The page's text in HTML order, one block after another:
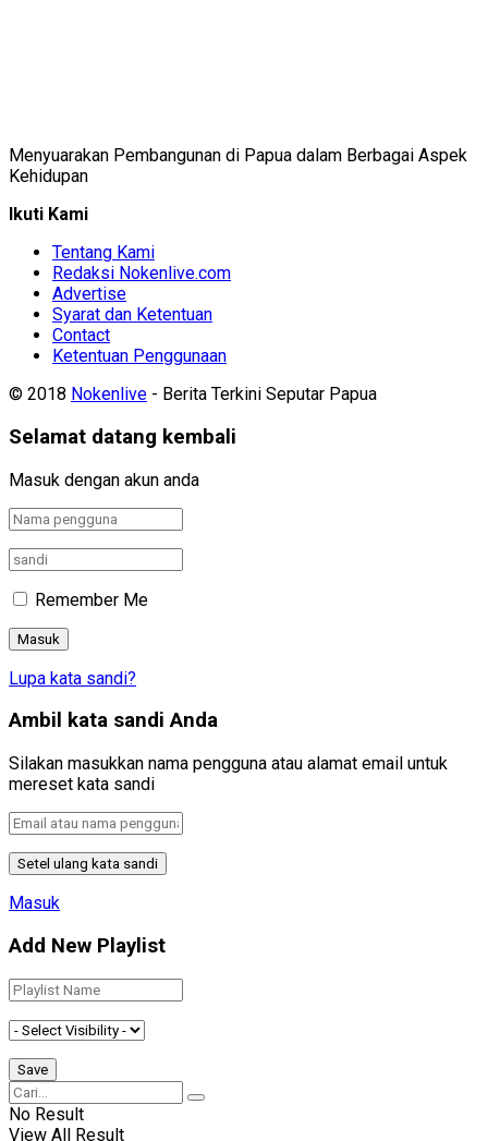
Menyuarakan Pembangunan di Papua dalam Berbagai Aspek
Kehidupan
Ikuti Kami
Tentang Kami
Redaksi Nokenlive.com
Advertise
Syarat dan Ketentuan
Contact
Ketentuan Penggunaan
© 2018 Nokenlive - Berita Terkini Seputar Papua
Selamat datang kembali
Masuk dengan akun anda
Remember Me
Lupa kata sandi?
Ambil kata sandi Anda
Silakan masukkan nama pengguna atau alamat email untuk
mereset kata sandi
Masuk
Add New Playlist
No Result
View All Result